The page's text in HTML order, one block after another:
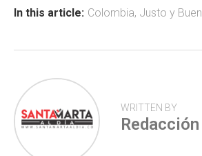
ok p
tir
In this article: Colombia, Justo y
WRITTEN BY